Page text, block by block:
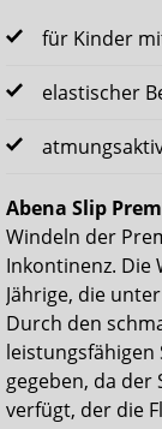
für Kinder
elastischer
Abena Slip
Windeln der
Inkontinenz. Die
Jährige, die
Durch den
gegeben, da der
verfügt, der die